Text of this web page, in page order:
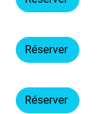
Réserver
Réserver